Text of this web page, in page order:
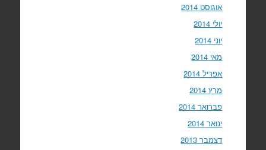
אוגוסט 2014
יולי 2014
יוני 2014
מאי 2014
אפריל 2014
מרץ 2014
פברואר 2014
ינואר 2014
דצמבר 2013